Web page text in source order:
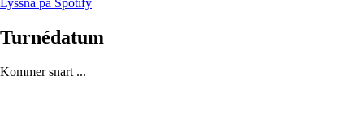
Lyssna på Spotify
Turnédatum
Kommer snart ...